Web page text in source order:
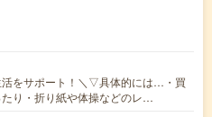
活をサポート！＼▽具体的には…・買
り・折り紙や体操などのレ…